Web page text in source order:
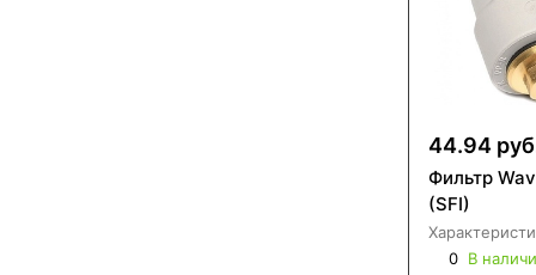
44.94
Фильтр
(SFI)
0 В